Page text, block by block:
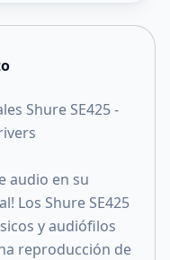
Shure SE425 -
audio en su
Los Shure SE425
y audiófilos
reproducción de